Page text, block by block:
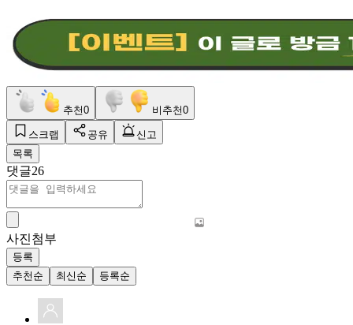
추천0 비추천0
스크랩 공유
신고
목록
댓글26
사진첨부
등록
추천순
최신순 등록순